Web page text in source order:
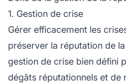
1. Gestion de crise
Gérer efficacement les
préserver la réputation de
gestion de crise bien défini
dégâts réputationnels et de